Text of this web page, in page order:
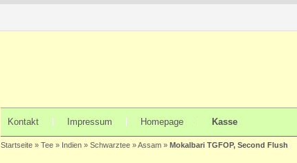
Kontakt Impressum Homepage Kasse
Startseite » Tee » Indien » Schwarztee »Assam » Mokalbari TGFOP, Second Flush